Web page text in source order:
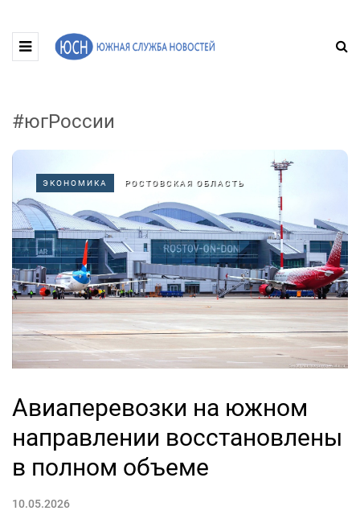
#югРоссии
ЭКОНОМИКА РОСТОВСКАЯ ОБЛАСТЬ
Авиаперевозки на южном
направлении восстановлены
в полном объеме
10.05.2026